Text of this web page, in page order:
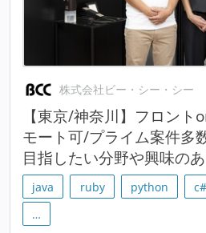
株式会社ビー・シー・シー
【東京/神奈川】フロント
モート可/プライム案件多
目指したい分野や興味の
java ruby python c#
…